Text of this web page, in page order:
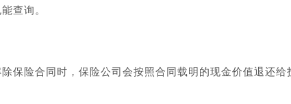
查询。
保险合同时，保险公司会按照合同载明的现金价值退还给